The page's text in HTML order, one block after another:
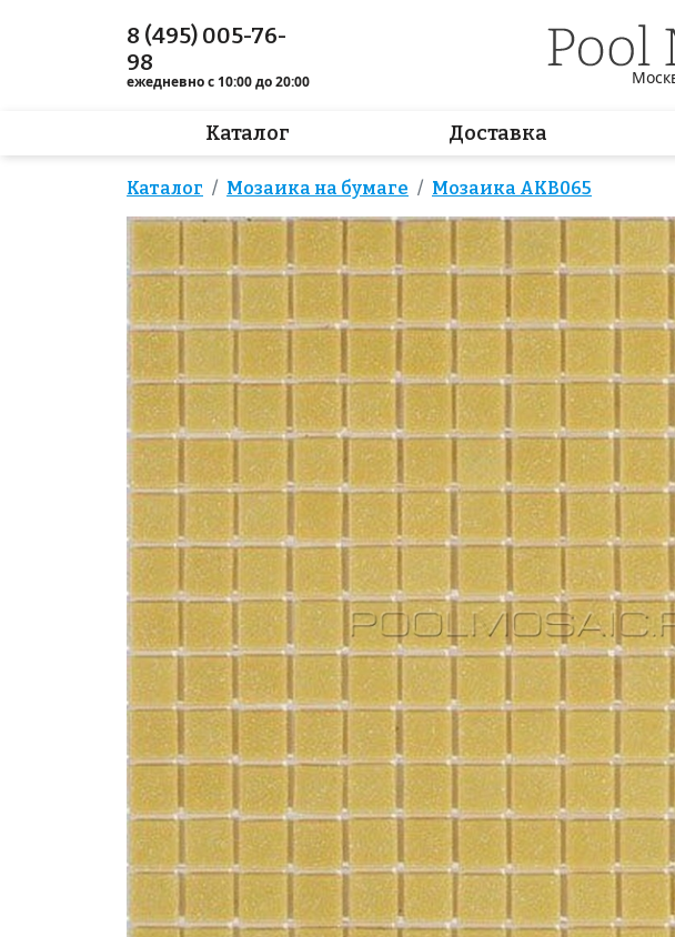
8 (495) 005-76-
98
ежедневно с 10:00 до 20:00
Каталог Доставка
Каталог Мозаика на бумаге Мозаика AKB065